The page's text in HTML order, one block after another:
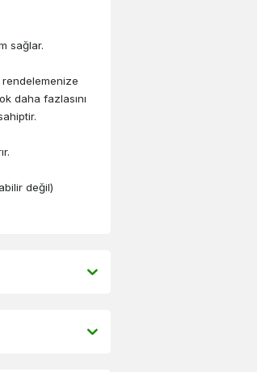
sağlar.
rendelemenize
daha fazlasını
değil)